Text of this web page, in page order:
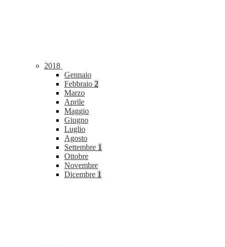
2018
Gennaio
Febbraio 2
Marzo
Aprile
Maggio
Giugno
Luglio
Agosto
Settembre 1
Ottobre
Novembre
Dicembre 1